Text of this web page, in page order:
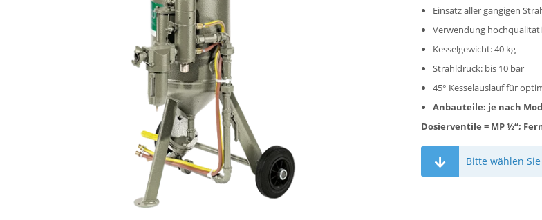
Einsatz aller gängigen
Verwendung
Kesselgewicht: 40 kg
Strahldruck: bis 10 bar
45° Kesselauslauf für
Anbauteile: je nach
Dosierventile = MP ½“;
Bitte wählen